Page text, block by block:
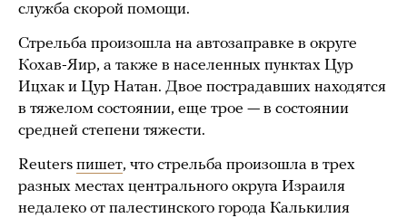
служба скорой помощи.
Стрельба произошла на автозаправке в округе
Кохав-Яир, а также в населенных пунктах Цур
Ицхак и Цур Натан. Двое пострадавших находятся
в тяжелом состоянии, еще трое — в состоянии
средней степени тяжести.
Reuters пишет, что стрельба произошла в трех
разных местах центрального округа Израиля
недалеко от палестинского города Калькилия